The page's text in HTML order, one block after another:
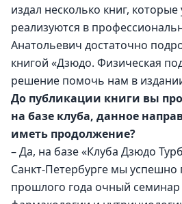
издал несколько книг,
реализуются в
Анатольевич достаточно
книгой «Дзюдо. Физическая
решение помочь нам в
До публикации книги вы
на базе клуба, данное
иметь продолжение?
– Да, на базе «Клуба Дзюдо
Санкт-Петербурге мы успешно
прошлого года очный семинар